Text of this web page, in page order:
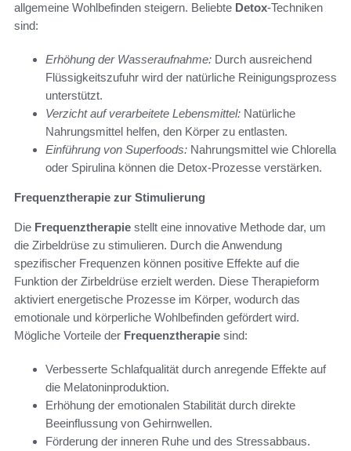
allgemeine Wohlbefinden steigern. Beliebte Detox-Techniken
sind:
Erhöhung der Wasseraufnahme: Durch ausreichend
Flüssigkeitszufuhr wird der natürliche Reinigungsprozess
unterstützt.
Verzicht auf verarbeitete Lebensmittel: Natürliche
Nahrungsmittel helfen, den Körper zu entlasten.
Einführung von Superfoods: Nahrungsmittel wie Chlorella
oder Spirulina können die Detox-Prozesse verstärken.
Frequenztherapie zur Stimulierung
Die Frequenztherapie stellt eine innovative Methode dar, um
die Zirbeldrüse zu stimulieren. Durch die Anwendung
spezifischer Frequenzen können positive Effekte auf die
Funktion der Zirbeldrüse erzielt werden. Diese Therapieform
aktiviert energetische Prozesse im Körper, wodurch das
emotionale und körperliche Wohlbefinden gefördert wird.
Mögliche Vorteile der Frequenztherapie sind:
Verbesserte Schlafqualität durch anregende Effekte auf
die Melatoninproduktion.
Erhöhung der emotionalen Stabilität durch direkte
Beeinflussung von Gehirnwellen.
Förderung der inneren Ruhe und des Stressabbaus.